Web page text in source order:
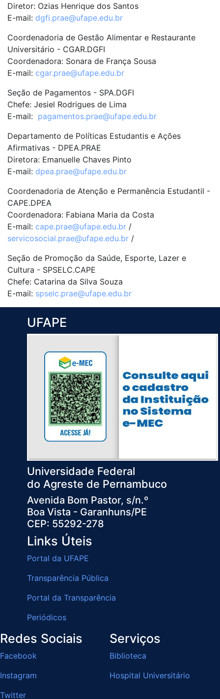
Diretor: Ozias Henrique dos Santos
E-mail: dgfi.prae@ufape.edu.br
Coordenadoria de Gestão Alimentar e Restaurante
Universitário - CGAR.DGFI
Coordenadora: Sonara de França Sousa
E-mail: cgar.prae@ufape.edu.br
Seção de Pagamentos - SPA.DGFI
Chefe: Jesiel Rodrigues de Lima
E-mail: pagamentos.prae@ufape.edu.br
Departamento de Políticas Estudantis e Ações
Afirmativas - DPEA.PRAE
Diretora: Emanuelle Chaves Pinto
E-mail: dpea.prae@ufape.edu.br
Coordenadoria de Atenção e Permanência Estudantil -
CAPE.DPEA
Coordenadora: Fabiana Maria da Costa
E-mail: cape.prae@ufape.edu.br /
servicosocial.prae@ufape.edu.br /
Seção de Promoção da Saúde, Esporte, Lazer e
Cultura - SPSELC.CAPE
Chefe: Catarina da Silva Souza
E-mail: spselc.prae@ufape.edu.br
UFAPE
Universidade Federal
do Agreste de Pernambuco
Avenida Bom Pastor, s/n.º
Boa Vista - Garanhuns/PE
CEP: 55292-278
Links Úteis
Portal da UFAPE
Transparência Pública
Portal da Transparência
Periódicos
Redes Sociais
Facebook
Instagram
Twitter
Serviços
Biblioteca
Hospital Universitário